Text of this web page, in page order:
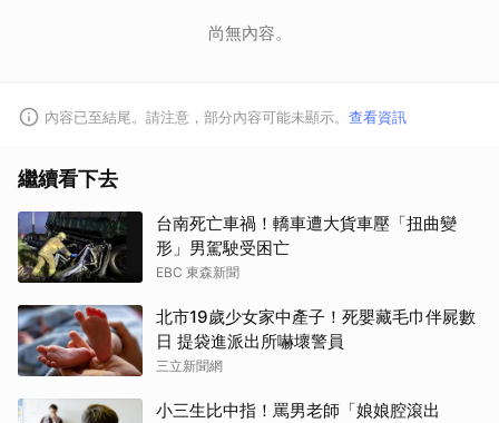
尚無內容。
內容已至結尾。請注意，部分內容可能未顯示。 查看資訊
繼續看下去
台南死亡車禍！轎車遭大貨車壓「扭曲變
形」男駕駛受困亡
EBC 東森新聞
北市19歲少女家中產子！死嬰藏毛巾伴屍數
日 提袋進派出所嚇壞警員
三立新聞網
小三生比中指！罵男老師「娘娘腔滾出